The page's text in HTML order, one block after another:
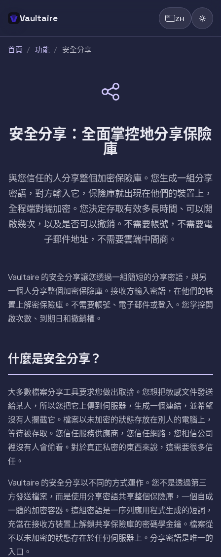
Vaultaire ZH
首頁 / 功能 / 安全分享
安全分享：全面掌控地分享保險
庫
與您信任的人分享整個加密保險庫。您生成一組分享
密語，對方輸入它，保險庫就出現在他們的裝置上，
全程端對端加密。您決定存取有效多長時間、可以開
啟幾次，以及是否可以撤銷。不需要帳號，不需要電
子郵件地址，不需要雲端中間商。
Vaultaire 的安全分享讓您透過一組簡短的分享密語，與另
一個人分享整個加密保險庫。接收方輸入密語，在他們的裝
置上解密保險庫。不需要帳號、電子郵件或登入。您掌控開
啟次數、到期日和撤銷權。
什麼是安全分享？
大多數檔案分享工具要求您做出取捨。您想把敏感文件發送
給某人，所以您把它上傳到伺服器，生成一個連結，並希望
沒有人攔截它。檔案以未加密的狀態存放在別人的電腦上，
等待被存取。您信任服務供應商，您信任網路，您相信公司
裡沒有人會偷看。對於真正私密的東西來說，這需要很多信
任。
Vaultaire 的安全分享以不同的方式運作。您不是透過第三
方發送檔案，而是使用分享密語共享整個保險庫，一個自成
一體的加密容器。這組密語是一序列應用程式生成的短詞，
充當在接收方裝置上解鎖共享保險庫的密碼學金鑰。檔案從
不以未加密的狀態存在於任何伺服器上。分享密語是唯一的
入口。